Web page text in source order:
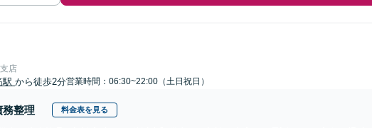
店
駅 から徒歩2分営業時間：06:30~22:00（土日祝日）
務整理 料金表を見る